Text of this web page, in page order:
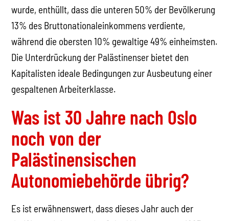
wurde, enthüllt, dass die unteren 50% der Bevölkerung
13% des Bruttonationaleinkommens verdiente,
während die obersten 10% gewaltige 49% einheimsten.
Die Unterdrückung der Palästinenser bietet den
Kapitalisten ideale Bedingungen zur Ausbeutung einer
gespaltenen Arbeiterklasse.
Was ist 30 Jahre nach Oslo
noch von der
Palästinensischen
Autonomiebehörde übrig?
Es ist erwähnenswert, dass dieses Jahr auch der